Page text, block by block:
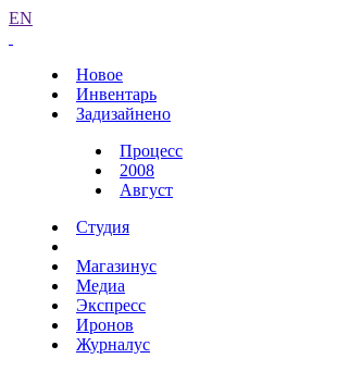
EN
Новое
Инвентарь
Задизайнено
Процесс
2008
Август
Студия
Магазинус
Медиа
Экспресс
Иронов
Журналус